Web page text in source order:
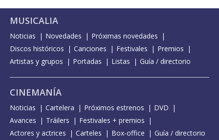
MUSICALIA
Noticias Novedades
Próximas novedades
Discos históricos
Canciones Festivales
Premios
Artistas y grupos
Portadas Listas Guía / directorio
CINEMANÍA
Noticias Cartelera Próximos estrenos
DVD
Avances
Tráilers
Festivales + premios
Actores y actrices
Carteles Box-office Guía / directorio